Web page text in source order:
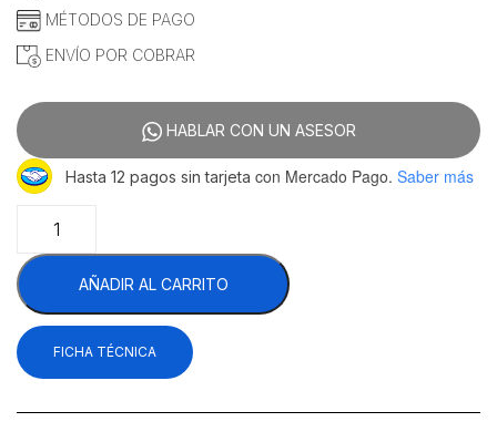
MÉTODOS DE PAGO
ENVÍO POR COBRAR
HABLAR CON UN ASESOR
Hasta 12 pagos sin tarjeta con Mercado Pago. Saber más
AFMD-
37
HC
Congelador
Vertical
2
Puertas
AÑADIR AL CARRITO
FICHA TÉCNICA